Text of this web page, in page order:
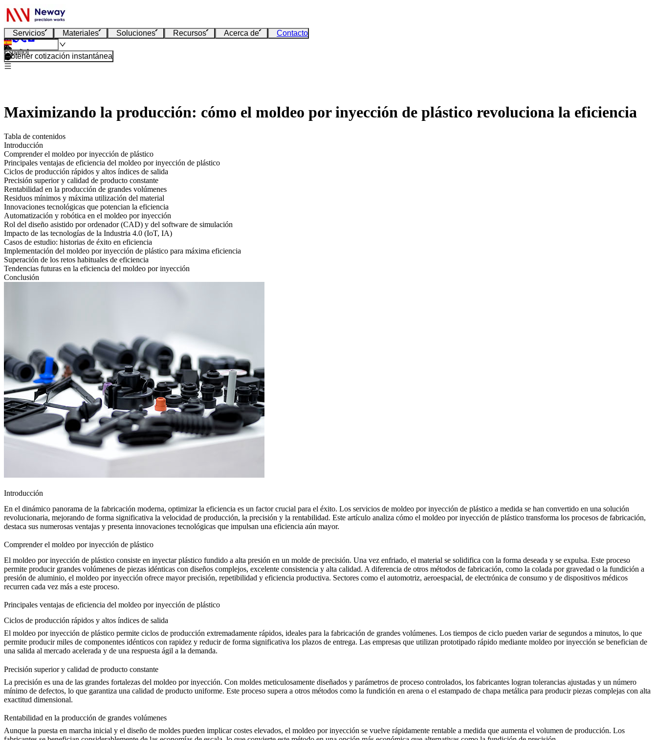
Servicios Materiales Soluciones Recursos Acerca de Contacto
Español
Obtener cotización instantánea
Maximizando la producción: cómo el moldeo por inyección de plástico revoluciona la eficiencia
Tabla de contenidos
Introducción
Comprender el moldeo por inyección de plástico
Principales ventajas de eficiencia del moldeo por inyección de plástico
Ciclos de producción rápidos y altos índices de salida
Precisión superior y calidad de producto constante
Rentabilidad en la producción de grandes volúmenes
Residuos mínimos y máxima utilización del material
Innovaciones tecnológicas que potencian la eficiencia
Automatización y robótica en el moldeo por inyección
Rol del diseño asistido por ordenador (CAD) y del software de simulación
Impacto de las tecnologías de la Industria 4.0 (IoT, IA)
Casos de estudio: historias de éxito en eficiencia
Implementación del moldeo por inyección de plástico para máxima eficiencia
Superación de los retos habituales de eficiencia
Tendencias futuras en la eficiencia del moldeo por inyección
Conclusión
Introducción
En el dinámico panorama de la fabricación moderna, optimizar la eficiencia es un factor crucial para el éxito. Los servicios de moldeo por inyección de plástico a medida se han convertido en una solución
revolucionaria, mejorando de forma significativa la velocidad de producción, la precisión y la rentabilidad. Este artículo analiza cómo el moldeo por inyección de plástico transforma los procesos de fabricación,
destaca sus numerosas ventajas y presenta innovaciones tecnológicas que impulsan una eficiencia aún mayor.
Comprender el moldeo por inyección de plástico
El moldeo por inyección de plástico consiste en inyectar plástico fundido a alta presión en un molde de precisión. Una vez enfriado, el material se solidifica con la forma deseada y se expulsa. Este proceso
permite producir grandes volúmenes de piezas idénticas con diseños complejos, excelente consistencia y alta calidad. A diferencia de otros métodos de fabricación, como la colada por gravedad o la fundición a
presión de aluminio, el moldeo por inyección ofrece mayor precisión, repetibilidad y eficiencia productiva. Sectores como el automotriz, aeroespacial, de electrónica de consumo y de dispositivos médicos
recurren cada vez más a este proceso.
Principales ventajas de eficiencia del moldeo por inyección de plástico
Ciclos de producción rápidos y altos índices de salida
El moldeo por inyección de plástico permite ciclos de producción extremadamente rápidos, ideales para la fabricación de grandes volúmenes. Los tiempos de ciclo pueden variar de segundos a minutos, lo que
permite producir miles de componentes idénticos con rapidez y reducir de forma significativa los plazos de entrega. Las empresas que utilizan prototipado rápido mediante moldeo por inyección se benefician de
una salida al mercado acelerada y de una respuesta ágil a la demanda.
Precisión superior y calidad de producto constante
La precisión es una de las grandes fortalezas del moldeo por inyección. Con moldes meticulosamente diseñados y parámetros de proceso controlados, los fabricantes logran tolerancias ajustadas y un número
mínimo de defectos, lo que garantiza una calidad de producto uniforme. Este proceso supera a otros métodos como la fundición en arena o el estampado de chapa metálica para producir piezas complejas con alta
exactitud dimensional.
Rentabilidad en la producción de grandes volúmenes
Aunque la puesta en marcha inicial y el diseño de moldes pueden implicar costes elevados, el moldeo por inyección se vuelve rápidamente rentable a medida que aumenta el volumen de producción. Los